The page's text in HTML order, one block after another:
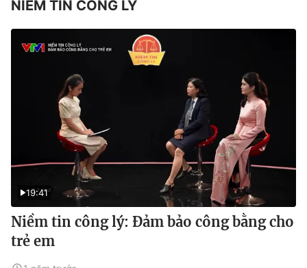
NIỀM TIN CÔNG LÝ
19:41
Niềm tin công lý: Đảm bảo công bằng cho
trẻ em